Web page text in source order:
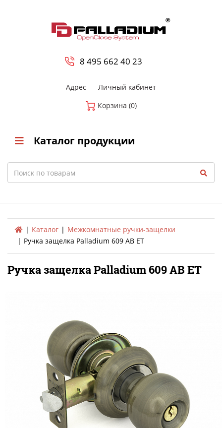
8 495 662 40 23
Адрес
Личный кабинет
Корзина (0)
Каталог продукции
Search
Каталог
Межкомнатные ручки-защелки
Ручка защелка Palladium 609 AB ET
Ручка защелка Palladium 609 AB ET